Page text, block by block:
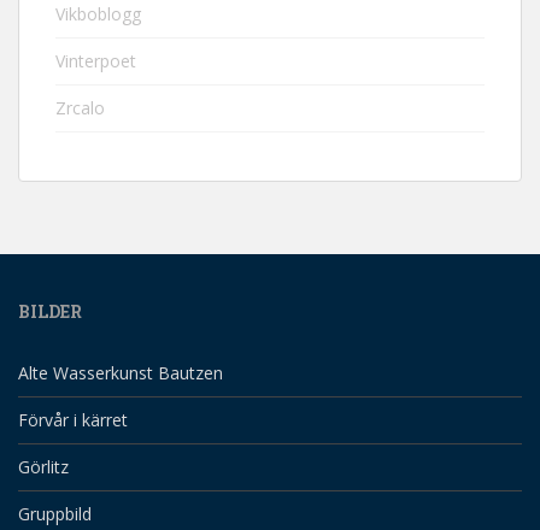
Vikboblogg
Vinterpoet
Zrcalo
BILDER
Alte Wasserkunst Bautzen
Förvår i kärret
Görlitz
Gruppbild